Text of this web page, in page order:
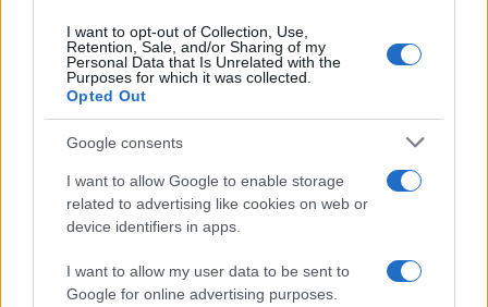
I want to opt-out of Collection, Use,
Retention, Sale, and/or Sharing of my
Personal Data that Is Unrelated with the
Purposes for which it was collected.
Opted Out
Google consents
I want to allow Google to enable storage
related to advertising like cookies on web or
device identifiers in apps.
I want to allow my user data to be sent to
Google for online advertising purposes.
Continua a leggere
MAKEUP